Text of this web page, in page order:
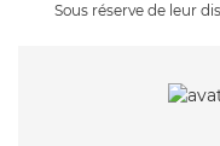
Sous réserve de leur